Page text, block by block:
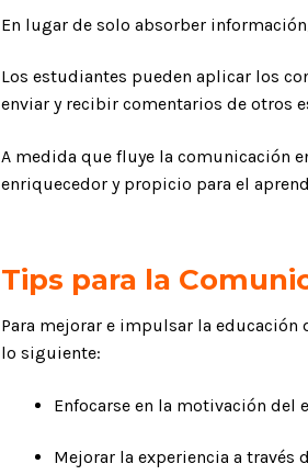
En lugar de solo absorber
Los estudiantes pueden aplicar los
enviar y recibir comentarios de otros
A medida que fluye la comunicación
enriquecedor y propicio para el
Tips para la
Para mejorar e impulsar la
lo siguiente:
Enfocarse en la motivación del
Mejorar la experiencia a través